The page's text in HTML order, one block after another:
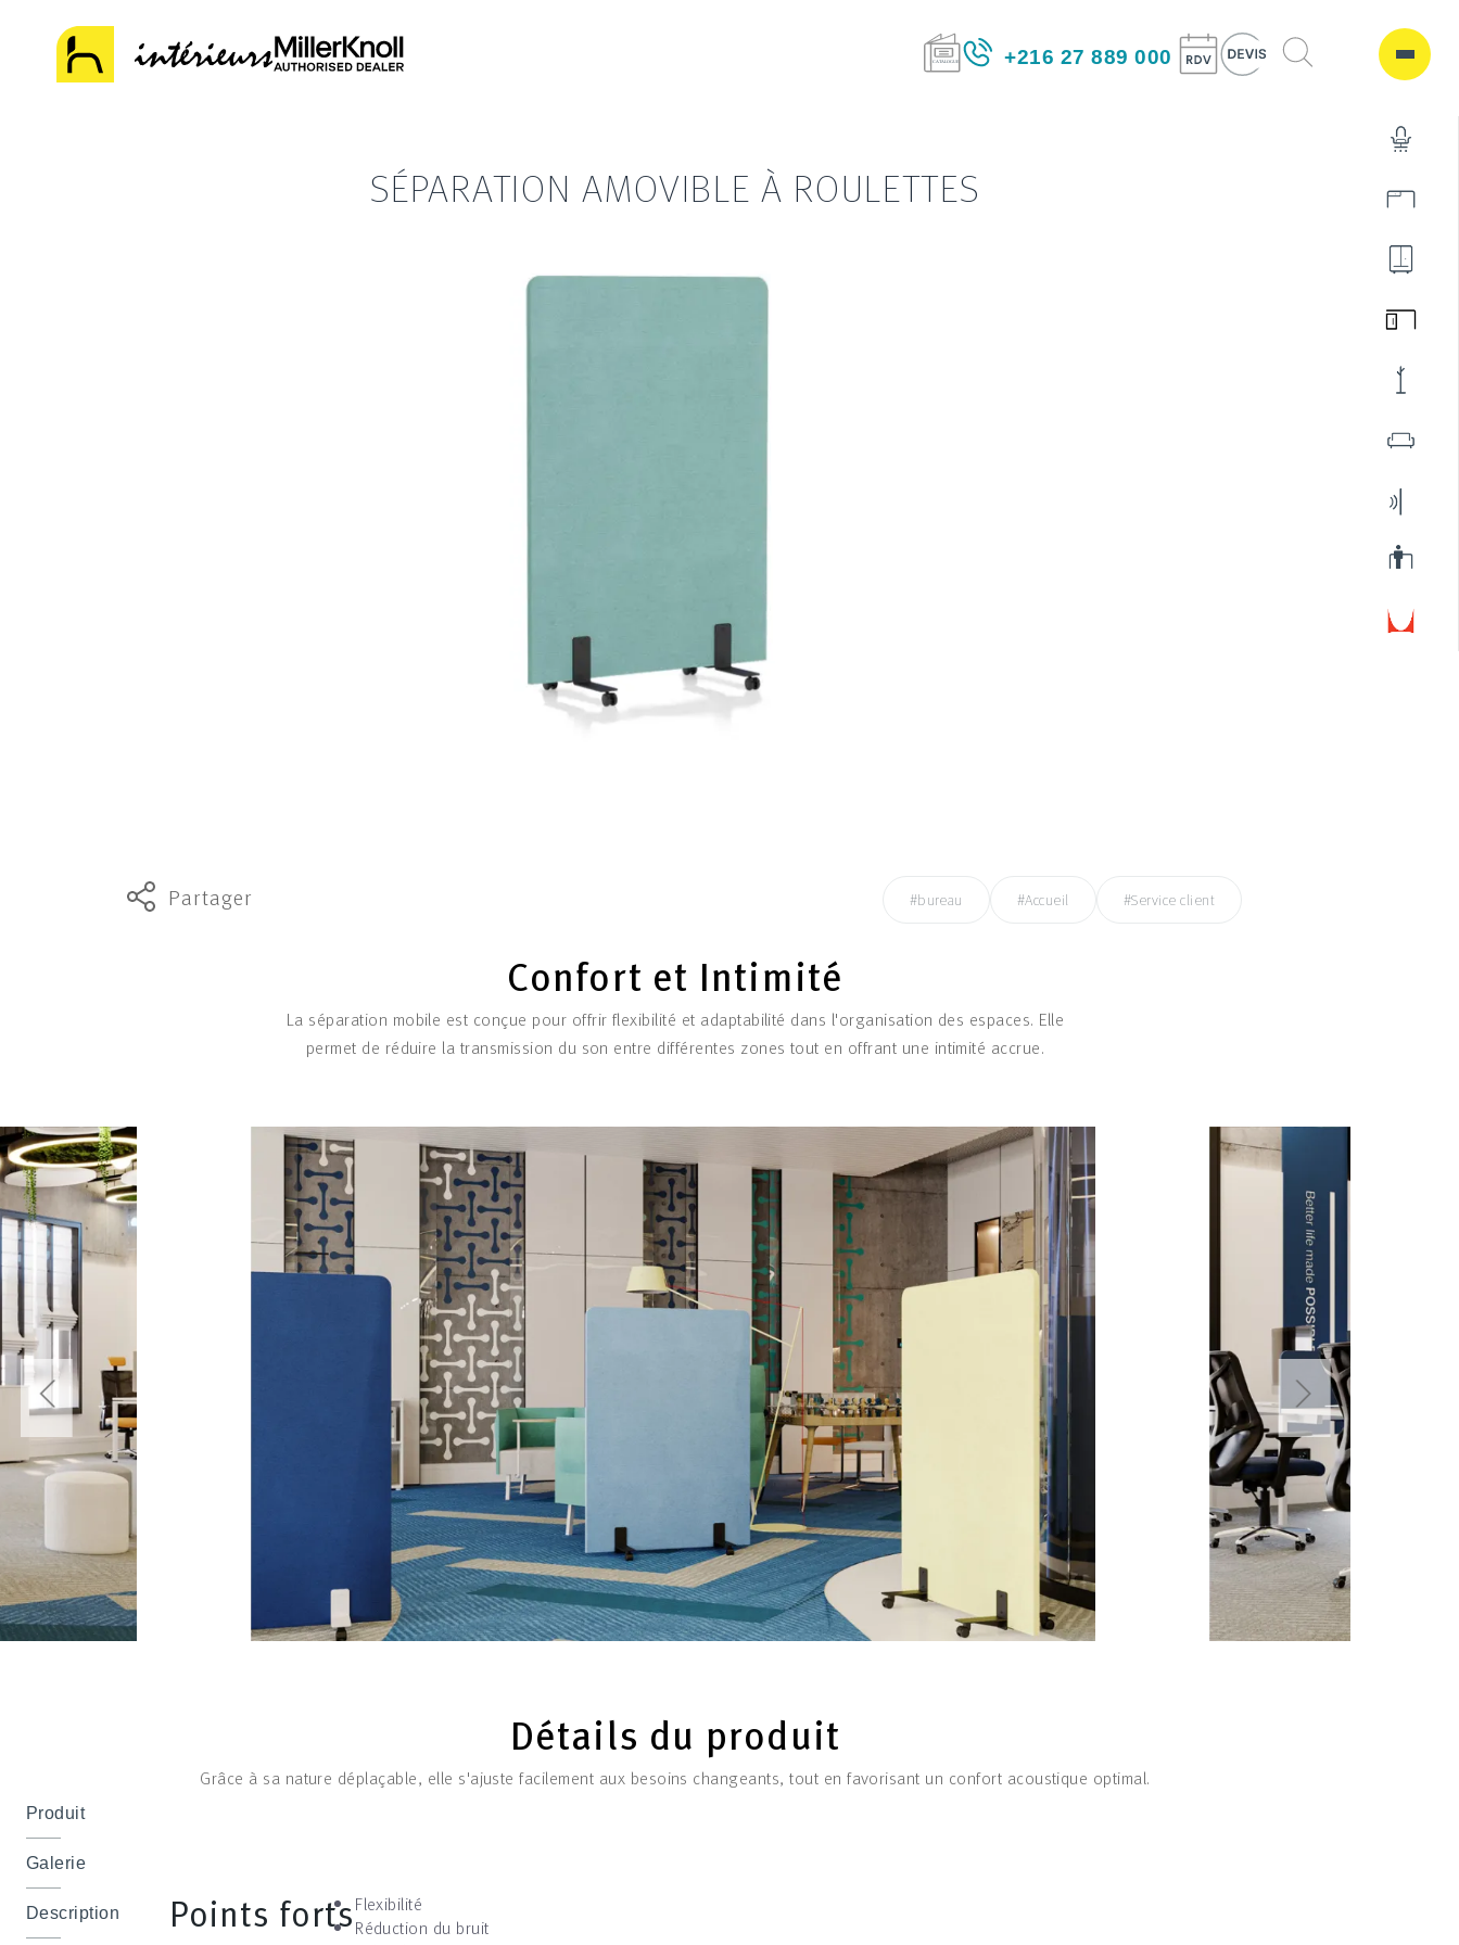
+216 27 889 000
Produit
Galerie
Description
SÉPARATION AMOVIBLE À ROULETTES
#bureau #Accueil #Service client
Partager
Confort et Intimité
La séparation mobile est conçue pour offrir flexibilité et adaptabilité dans l'organisation des espaces. Elle
permet de réduire la transmission du son entre différentes zones tout en offrant une intimité accrue.
Détails du produit
Grâce à sa nature déplaçable, elle s'ajuste facilement aux besoins changeants, tout en favorisant un confort acoustique optimal.
Points fortsFlexibilité
Réduction du bruit